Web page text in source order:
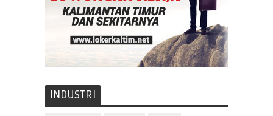
INDUSTRI